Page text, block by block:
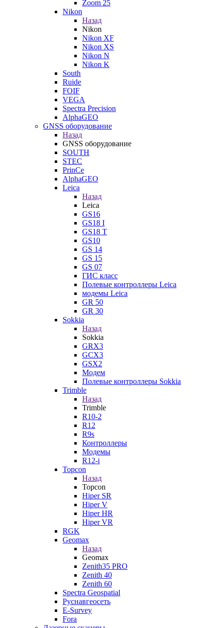
Zoom 25
Nikon
Назад
Nikon
Nikon XF
Nikon XS
Nikon N
Nikon K
South
Ruide
FOIF
VEGA
Spectra Precision
AlphaGEO
GNSS оборудование
Назад
GNSS оборудование
SOUTH
STEC
PrinCe
AlphaGEO
Leica
Назад
Leica
GS16
GS18 I
GS18 T
GS10
GS 14
GS 15
GS 07
ГИС класс
Полевые контроллеры Leica
модемы Leica
GR 50
GR 30
Sokkia
Назад
Sokkia
GRX3
GCX3
GSX2
Модем
Полевые контроллеры Sokkia
Trimble
Назад
Trimble
R10-2
R12
R9s
Контроллеры
Модемы
R12-i
Topcon
Назад
Topcon
Hiper SR
Hiper V
Hiper HR
Hiper VR
RGK
Geomax
Назад
Geomax
Zenith35 PRO
Zenith 40
Zenith 60
Spectra Geospatial
Руснавгеосеть
E-Survey
Fora